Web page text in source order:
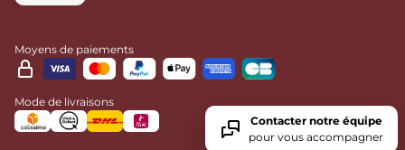
Moyens de paiements
Mode de livraisons
Contacter notre équipe
pour vous accompagner